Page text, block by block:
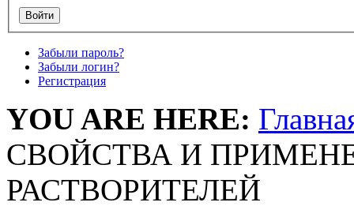
Забыли пароль?
Забыли логин?
Регистрация
YOU ARE HERE:
СВОЙСТВА И
РАСТВОРИТЕЛЕЙ